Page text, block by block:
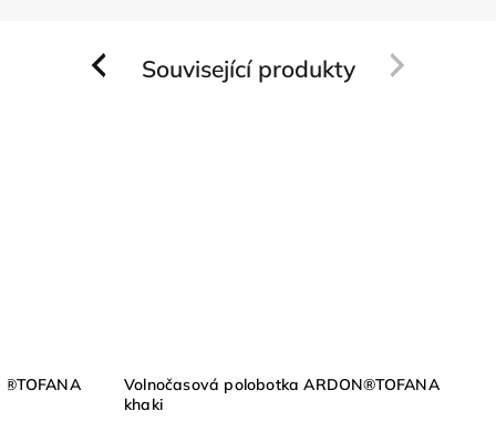
Související produkty
Previous
Volnočasová polobotka ARDON®TOFANA
khaki
Next